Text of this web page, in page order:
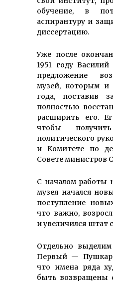
обучение, в
аспирантуру и
диссертацию.
Уже после
1951 году
предложение
музей, которым и
года, поставив
полностью
расширить его.
чтобы
политического
и Комитете по
Совете министров
С началом работы
музея начался
поступление
что важно,
и увеличился штат
Отдельно
Первый —
что имена ряда
быть возвращены